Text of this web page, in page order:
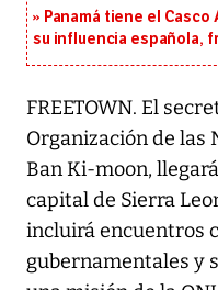
Panamá tiene el
su influencia española,
FREETOWN. El
Organización de las
Ban Ki-moon,
capital de Sierra
incluirá encuentros
gubernamentales y